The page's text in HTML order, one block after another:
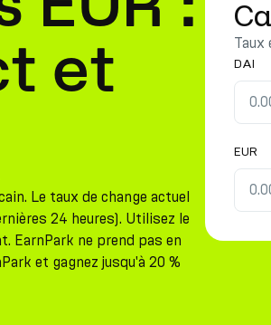
et
Le taux de change actuel
24 heures). Utilisez le
EarnPark ne prend pas en
et gagnez jusqu'à 20 %
Taux
DAI
EUR